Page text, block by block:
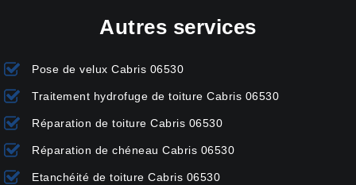
Autres services
Pose de velux Cabris 06530
Traitement hydrofuge de toiture Cabris 06530
Réparation de toiture Cabris 06530
Réparation de chéneau Cabris 06530
Etanchéité de toiture Cabris 06530